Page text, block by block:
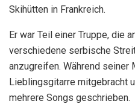
Skihütten in Frankreich.
Er war Teil einer Truppe, die
verschiedene serbische
anzugreifen. Während seiner
Lieblingsgitarre mitgebracht
mehrere Songs geschrieben.